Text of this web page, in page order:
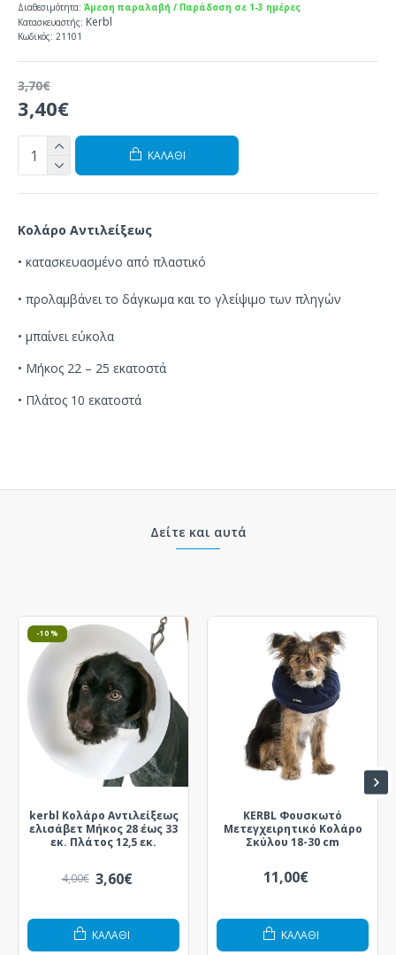
3,40€
3,70€
Διαθεσιμότητα: Άμεση παραλαβή / Παράδοση σε 1-3 ημέρες
Κατασκευαστής: Kerbl
Κωδικός: 21101
ΚΑΛΆΘΙ
Κολάρο Αντιλείξεως
• κατασκευασμένο από πλαστικό
• προλαμβάνει το δάγκωμα και το γλείψιμο των πληγών
• μπαίνειεύκολα
• Μήκος 22 – 25 εκατοστά
• Πλάτος 10 εκατοστά
Δείτε και αυτά
-10 %
kerbl Κολάρο Αντιλείξεως
ελισάβετ Μήκος 28 έως 33
εκ. Πλάτος 12,5 εκ.
3,60€
4,00€
ΚΑΛΆΘΙ
KERBL Φουσκωτό
Μετεγχειρητικό Κολάρο
Σκύλου 18-30 cm
11,00€
ΚΑΛΆΘΙ